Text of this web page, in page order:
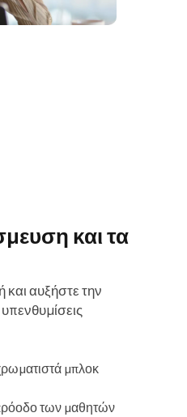
και τα
αυξήστε την
μπλοκ
των μαθητών